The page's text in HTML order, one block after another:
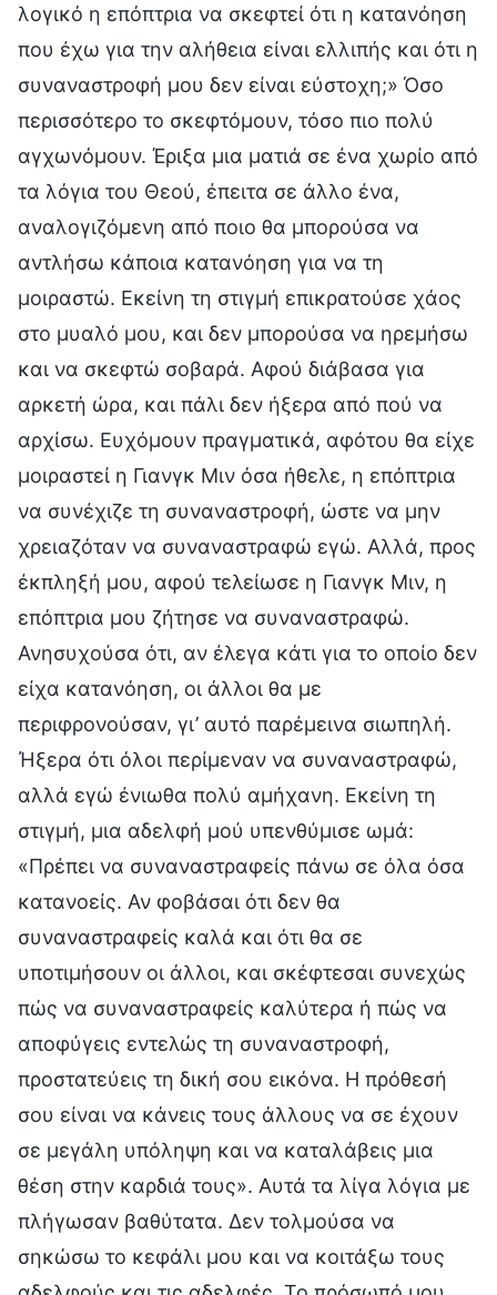
λογικό η επόπτρια να σκεφτεί ότι η κατανόηση
που έχω για την αλήθεια είναι ελλιπής και ότι η
συναναστροφή μου δεν είναι εύστοχη;» Όσο
περισσότερο το σκεφτόμουν, τόσο πιο πολύ
αγχωνόμουν. Έριξα μια ματιά σε ένα χωρίο από
τα λόγια του Θεού, έπειτα σε άλλο ένα,
αναλογιζόμενη από ποιο θα μπορούσα να
αντλήσω κάποια κατανόηση για να τη
μοιραστώ. Εκείνη τη στιγμή επικρατούσε χάος
στο μυαλό μου, και δεν μπορούσα να ηρεμήσω
και να σκεφτώ σοβαρά. Αφού διάβασα για
αρκετή ώρα, και πάλι δεν ήξερα από πού να
αρχίσω. Ευχόμουν πραγματικά, αφότου θα είχε
μοιραστεί η Γιανγκ Μιν όσα ήθελε, η επόπτρια
να συνέχιζε τη συναναστροφή, ώστε να μην
χρειαζόταν να συναναστραφώ εγώ. Αλλά, προς
έκπληξή μου, αφού τελείωσε η Γιανγκ Μιν, η
επόπτρια μου ζήτησε να συναναστραφώ.
Ανησυχούσα ότι, αν έλεγα κάτι για το οποίο δεν
είχα κατανόηση, οι άλλοι θα με
περιφρονούσαν, γι’ αυτό παρέμεινα σιωπηλή.
Ήξερα ότι όλοι περίμεναν να συναναστραφώ,
αλλά εγώ ένιωθα πολύ αμήχανη. Εκείνη τη
στιγμή, μια αδελφή μού υπενθύμισε ωμά:
«Πρέπει να συναναστραφείς πάνω σε όλα όσα
κατανοείς. Αν φοβάσαι ότι δεν θα
συναναστραφείς καλά και ότι θα σε
υποτιμήσουν οι άλλοι, και σκέφτεσαι συνεχώς
πώς να συναναστραφείς καλύτερα ή πώς να
αποφύγεις εντελώς τη συναναστροφή,
προστατεύεις τη δική σου εικόνα. Η πρόθεσή
σου είναι να κάνεις τους άλλους να σε έχουν
σε μεγάλη υπόληψη και να καταλάβεις μια
θέση στην καρδιά τους». Αυτά τα λίγα λόγια με
πλήγωσαν βαθύτατα. Δεν τολμούσα να
σηκώσω το κεφάλι μου και να κοιτάξω τους